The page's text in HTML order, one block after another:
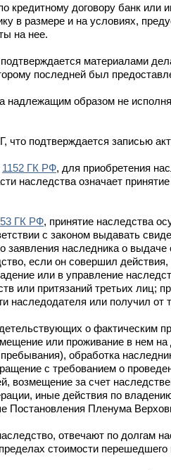
кредитному договору банк или
в размере и на условиях,
на нее.
подтверждается материалами
последней был
надлежащим образом не
подтверждается записью
1152 ГК РФ, для приобретения
наследства означает
ГК РФ, принятие наследства
с законом выдавать
заявления наследника о
если он совершил
или в управление
или притязаний третьих лиц;
наследодателя или получил
о фактическим
или проживание в нем на
обработка
с требованием о
возмещение за счет
иные действия по
Постановления Пленума
отвечают по долгам
стоимости